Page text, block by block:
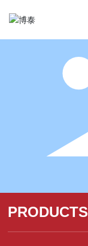
PRODUCTS